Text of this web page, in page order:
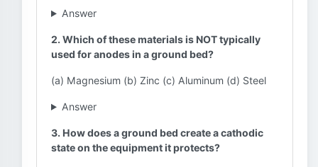
Answer
2. Which of these materials is NOT typically
used for anodes in a ground bed?
(a) Magnesium (b) Zinc (c) Aluminum (d) Steel
Answer
3. How does a ground bed create a cathodic
state on the equipment it protects?